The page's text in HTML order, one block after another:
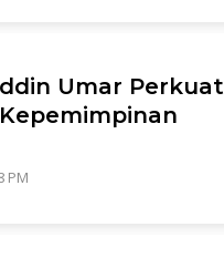
Umar Perkuat
PM